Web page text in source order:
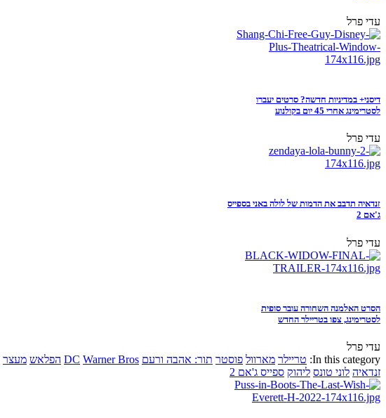
עדי פרל
דיסני+ במדיניות חדשה? סרטים יעברו
לסטרימינג אחרי 45 יום בקולנוע
עדי פרל
זנדאיה תדבב את הדמות של לולה באני בספייס
ג'אם 2
עדי פרל
הסרט האלמנה השחורה עובר סופית
לסטרימינג, צפו בטריילר החדש
עדי פרל
In this category: טריילר מארוול פוסטר תור: אהבה ורעם DC Warner Bros הפלאש מעצר
זנדאיה לוני טונס ליהוק ספייס ג'אם 2